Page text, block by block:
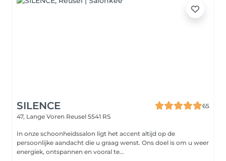
SILENCE
65
47, Lange Voren Reusel 5541 RS
In onze schoonheidssalon ligt het accent altijd op de
persoonlijke aandacht die u graag wenst. Ons doel is om u weer
energiek, ontspannen en vooral te...